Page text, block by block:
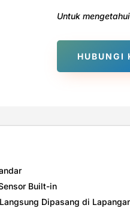
Untuk
HUBUNGI
Built-in
Dipasang di